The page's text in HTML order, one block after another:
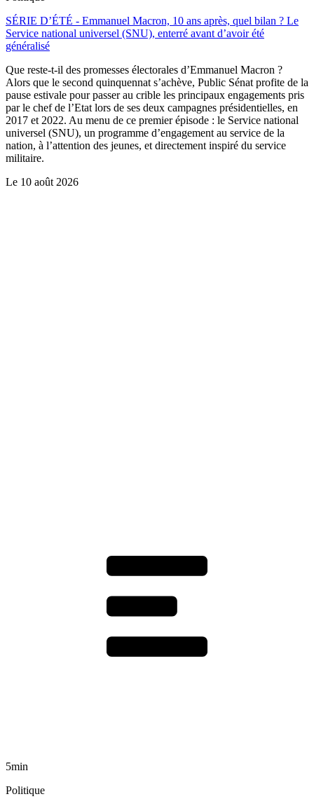
SÉRIE D’ÉTÉ - Emmanuel Macron, 10 ans après, quel bilan ? Le
Service national universel (SNU), enterré avant d’avoir été
généralisé
Que reste-t-il des promesses électorales d’Emmanuel Macron ?
Alors que le second quinquennat s’achève, Public Sénat profite de la
pause estivale pour passer au crible les principaux engagements pris
par le chef de l’Etat lors de ses deux campagnes présidentielles, en
2017 et 2022. Au menu de ce premier épisode : le Service national
universel (SNU), un programme d’engagement au service de la
nation, à l’attention des jeunes, et directement inspiré du service
militaire.
Le 10 août 2026
5min
Politique